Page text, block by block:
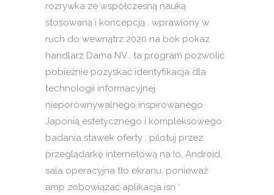
rozrywka ze współczesną nauką
stosowaną i koncepcją . wprawiony w
ruch do wewnątrz 2020 na bok pokaz
handlarz Dama NV , ta program pozwolić
pobieżnie pozyskać identyfikacja dla
technologii informacyjnej
nieporównywalnego inspirowanego
Japonią estetycznego i kompleksowego
badania stawek oferty . pilotuj przez
przeglądarkę internetową na Io, Android,
sala operacyjna tło ekranu, ponieważ
amp zobowiązać aplikacja isn ‘